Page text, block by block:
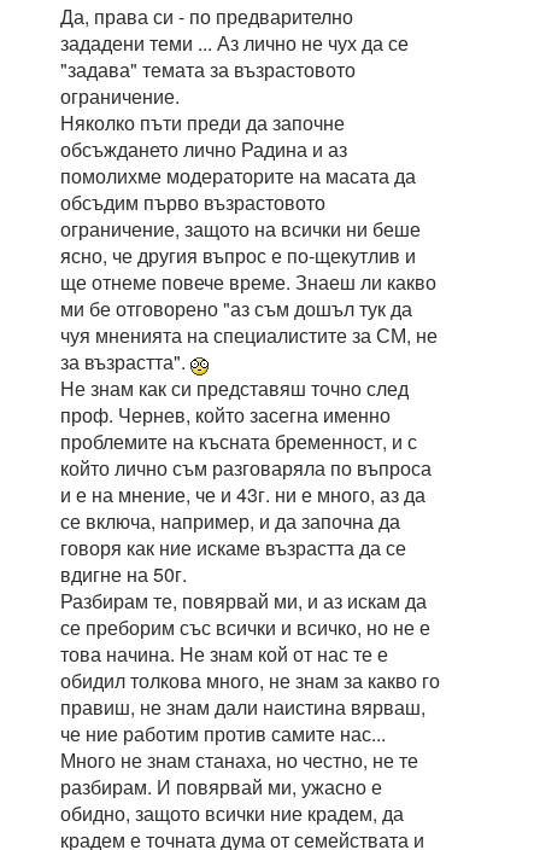
Да, права си - по предварително
зададени теми ... Аз лично не чух да се
"задава" темата за възрастовото
ограничение.
Няколко пъти преди да започне
обсъждането лично Радина и аз
помолихме модераторите на масата да
обсъдим първо възрастовото
ограничение, защото на всички ни беше
ясно, че другия въпрос е по-щекутлив и
ще отнеме повече време. Знаеш ли какво
ми бе отговорено "аз съм дошъл тук да
чуя мненията на специалистите за СМ, не
за възрастта".
Не знам как си представяш точно след
проф. Чернев, който засегна именно
проблемите на късната бременност, и с
който лично съм разговаряла по въпроса
и е на мнение, че и 43г. ни е много, аз да
се включа, например, и да започна да
говоря как ние искаме възрастта да се
вдигне на 50г.
Разбирам те, повярвай ми, и аз искам да
се преборим със всички и всичко, но не е
това начина. Не знам кой от нас те е
обидил толкова много, не знам за какво го
правиш, не знам дали наистина вярваш,
че ние работим против самите нас...
Много не знам станаха, но честно, не те
разбирам. И повярвай ми, ужасно е
обидно, защото всички ние крадем, да
крадем е точната дума от семействата и